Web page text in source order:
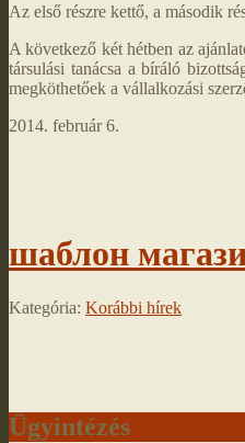
Az első részre kettő, a második
A következő két hétben az
társulási tanácsa a bíráló
megköthetőek a vállalkozási
2014. február 6.
шаблон
Kategória: Korábbi hírek
Ügyintézés